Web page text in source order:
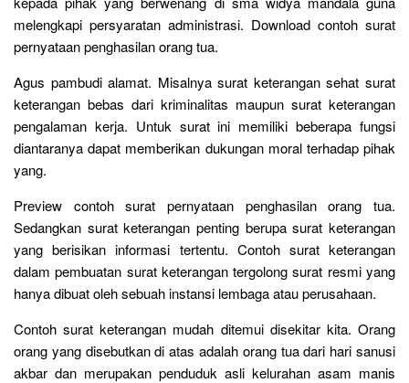
melengkapi persyaratan administrasi. Download contoh surat
pernyataan penghasilan orang tua.
Agus pambudi alamat. Misalnya surat keterangan sehat surat
keterangan bebas dari kriminalitas maupun surat keterangan
pengalaman kerja. Untuk surat ini memiliki beberapa fungsi
diantaranya dapat memberikan dukungan moral terhadap pihak
yang.
Preview contoh surat pernyataan penghasilan orang tua.
Sedangkan surat keterangan penting berupa surat keterangan
yang berisikan informasi tertentu. Contoh surat keterangan
dalam pembuatan surat keterangan tergolong surat resmi yang
hanya dibuat oleh sebuah instansi lembaga atau perusahaan.
Contoh surat keterangan mudah ditemui disekitar kita. Orang
orang yang disebutkan di atas adalah orang tua dari hari sanusi
akbar dan merupakan penduduk asli kelurahan asam manis